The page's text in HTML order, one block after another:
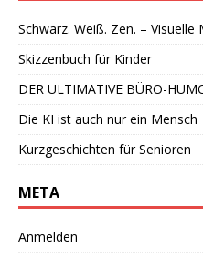
Schwarz. Weiß. Zen. –
Skizzenbuch für Kinder
DER ULTIMATIVE BÜRO-
Die KI ist auch nur ein Mensch
Kurzgeschichten für Senioren
META
Anmelden